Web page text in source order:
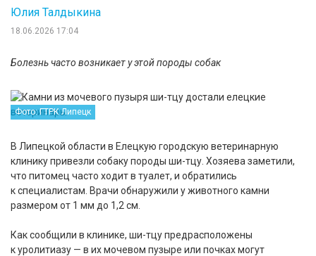
18.06.2026 17:04
Юлия Талдыкина
Болезнь часто возникает у этой породы собак
Фото: ГТРК Липецк
В Липецкой области в Елецкую городскую ветеринарную
клинику привезли собаку породы ши-тцу. Хозяева заметили,
что питомец часто ходит в туалет, и обратились
к специалистам. Врачи обнаружили у животного камни
размером от 1 мм до 1,2 см.
Как сообщили в клинике, ши-тцу предрасположены
к уролитиазу — в их мочевом пузыре или почках могут